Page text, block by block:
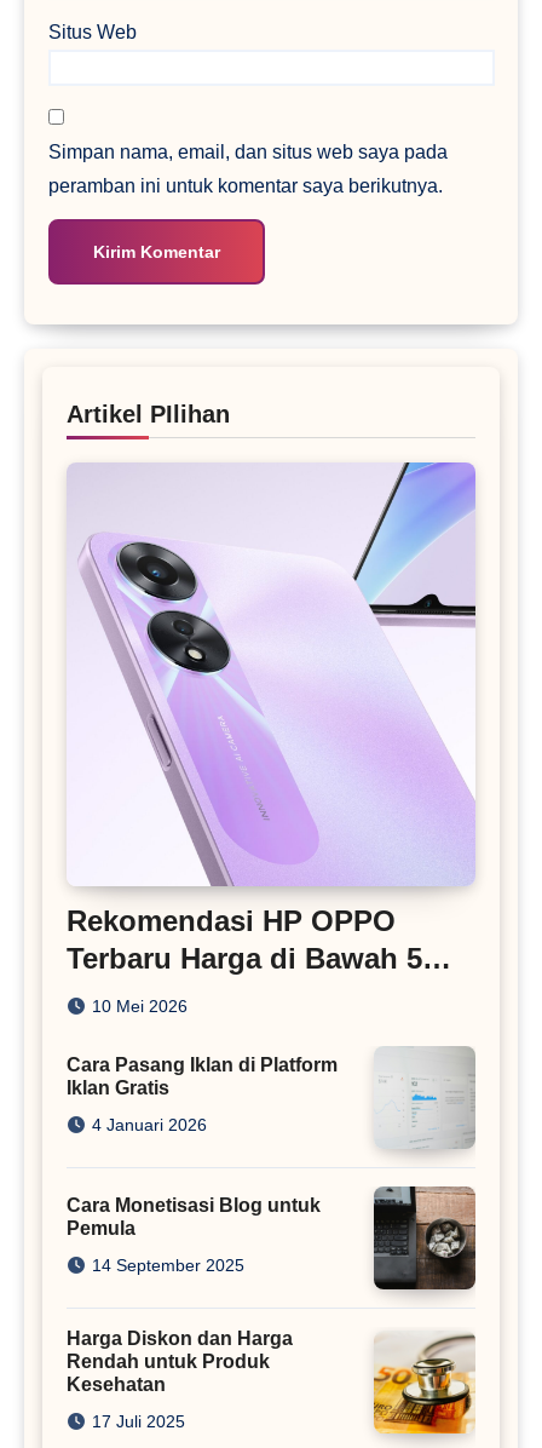
Situs Web
Simpan nama, email, dan situs web saya pada
peramban ini untuk komentar saya berikutnya.
Artikel PIlihan
Rekomendasi HP OPPO
Terbaru Harga di Bawah 5
Juta
10 Mei 2026
Cara Pasang Iklan di Platform
Iklan Gratis
4 Januari 2026
Cara Monetisasi Blog untuk
Pemula
14 September 2025
Harga Diskon dan Harga
Rendah untuk Produk
Kesehatan
17 Juli 2025